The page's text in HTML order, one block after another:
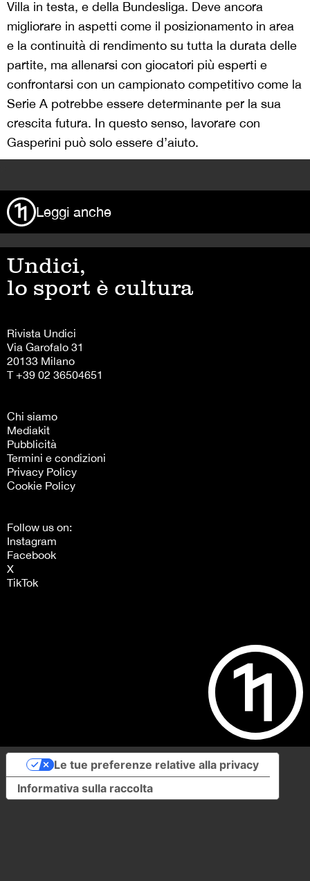
Villa in testa, e della Bundesliga. Deve ancora
migliorare in aspetti come il posizionamento in area
e la continuità di rendimento su tutta la durata delle
partite, ma allenarsi con giocatori più esperti e
confrontarsi con un campionato competitivo come la
Serie A potrebbe essere determinante per la sua
crescita futura. In questo senso, lavorare con
Gasperini può solo essere d’aiuto.
Leggi anche
Undici,
lo sport è cultura
Rivista Undici
Via Garofalo 31
20133 Milano
T +39 02 36504651
Chi siamo
Mediakit
Pubblicità
Termini e condizioni
Privacy Policy
Cookie Policy
Follow us on:
Instagram
Facebook
X
TikTok
Informativa sulla raccolta
Le tue preferenze relative alla privacy